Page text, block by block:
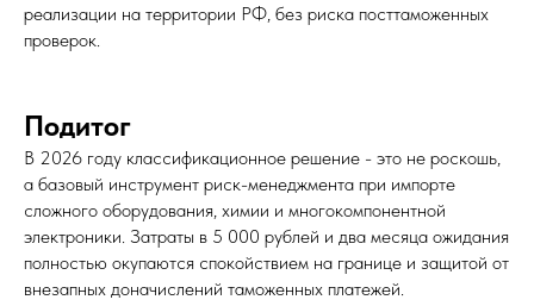
реализации на территории РФ, без риска посттаможенных
проверок.
Подитог
В 2026 году классификационное решение - это не роскошь,
а базовый инструмент риск-менеджмента при импорте
сложного оборудования, химии и многокомпонентной
электроники. Затраты в 5 000 рублей и два месяца ожидания
полностью окупаются спокойствием на границе и защитой от
внезапных доначислений таможенных платежей.